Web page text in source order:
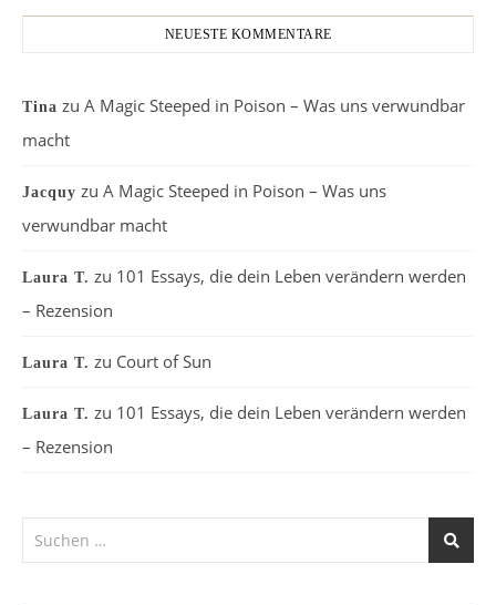
NEUESTE KOMMENTARE
Tina zu A Magic Steeped in Poison – Was uns verwundbar
macht
Jacquy zu A Magic Steeped in Poison – Was uns
verwundbar macht
Laura T. zu 101 Essays, die dein Leben verändern werden
– Rezension
Laura T. zu Court of Sun
Laura T. zu 101 Essays, die dein Leben verändern werden
– Rezension